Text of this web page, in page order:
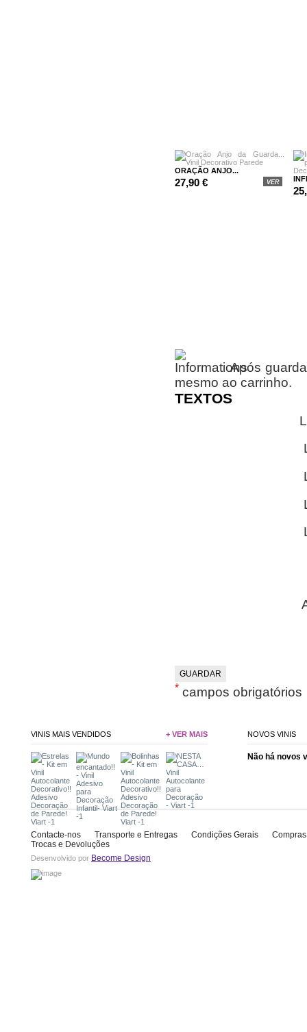
ORAÇÃO ANJO...
27,90 € VER
Após
mesmo ao carrinho.
TEXTOS
* campos obrigatórios
VINIS MAIS VENDIDOS + VER MAIS NOVOS VINIS
Não há novos
Contacte-nos Transporte e Entregas Condições Gerais
Trocas e Devoluções
Desenvolvido por Become Design